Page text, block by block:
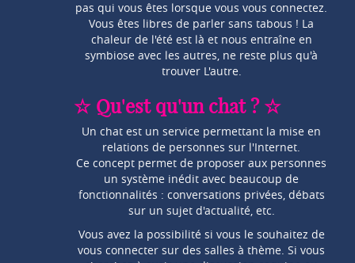
pas qui vous êtes lorsque vous vous connectez.
Vous êtes libres de parler sans tabous ! La
chaleur de l'été est là et nous entraîne en
symbiose avec les autres, ne reste plus qu'à
trouver L'autre.
☆ Qu'est qu'un chat ? ☆
Un chat est un service permettant la mise en
relations de personnes sur l'Internet.
Ce concept permet de proposer aux personnes
un système inédit avec beaucoup de
fonctionnalités : conversations privées, débats
sur un sujet d'actualité, etc.
Vous avez la possibilité si vous le souhaitez de
vous connecter sur des salles à thème. Si vous